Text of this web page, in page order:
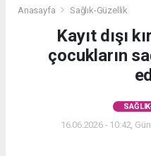
Anasayfa Sağlık-Güzellik
Kayıt dışı
çocukların
16.06.2026 - 10:42,